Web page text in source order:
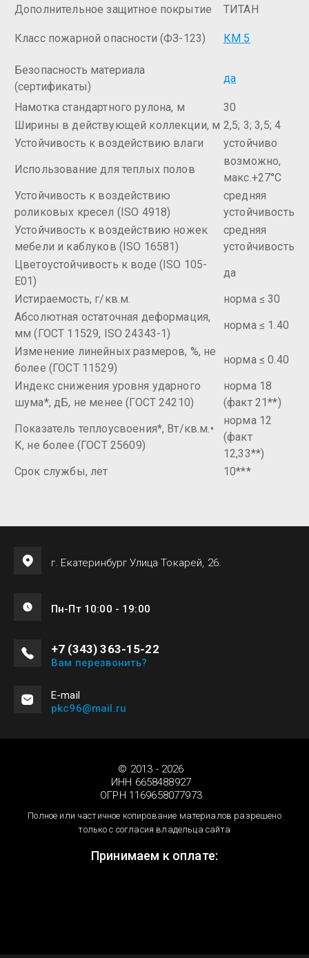
Дополнительное защитное покрытие
ТИТАН
Класс пожарной опасности (ФЗ-123) КМ 5
Безопасность материала
(сертификаты)
да
Намотка стандартного рулона, м
30
Ширины в действующей коллекции, м 2,5; 3; 3,5; 4
Устойчивость к воздействию влаги
устойчиво
Использование для теплых полов
возможно,
макс.+27°С
Устойчивость к воздействию
роликовых кресел (ISO 4918)
средняя
устойчивость
Устойчивость к воздействию ножек
мебели и каблуков (ISO 16581)
средняя
устойчивость
Цветоустойчивость к воде (ISO 105-
E01)
да
Истираемость, г/кв.м.
норма ≤ 30
Абсолютная остаточная деформация,
мм (ГОСТ 11529, ISO 24343-1)
норма ≤ 1.40
Изменение линейных размеров, %, не
более (ГОСТ 11529)
норма ≤ 0.40
Индекс снижения уровня ударного
шума*, дБ, не менее (ГОСТ 24210)
норма 18
(факт 21**)
Показатель теплоусвоения*, Вт/кв.м.•
К, не более (ГОСТ 25609)
норма 12
(факт
12,33**)
Срок службы, лет
10***
г. Екатеринбург Улица Токарей, 26.
Пн-Пт 10:00 - 19:00
+7 (343) 363-15-22
Вам перезвонить?
Е-mail
pkc96@mail.ru
© 2013 - 2026
ИНН 6658488927
ОГРН 1169658077973
Полное или частичное копирование материалов разрешено
только с согласия владельца сайта
Принимаем к оплате: